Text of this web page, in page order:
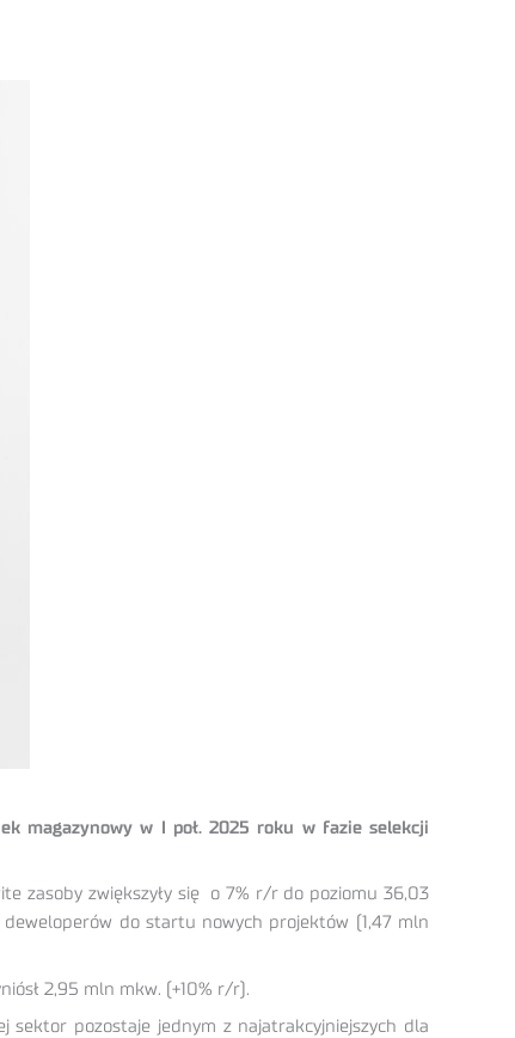
magazynowy w I poł. 2025 roku w fazie selekcji
zasoby zwiększyły się o 7% r/r do poziomu 36,03
do startu nowych projektów (1,47 mln
2,95 mln mkw. (+10% r/r).
sektor pozostaje jednym z najatrakcyjniejszych dla